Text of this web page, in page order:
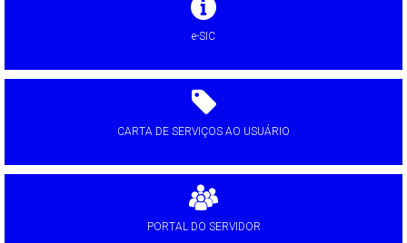
e-SIC
CARTA DE SERVIÇOS AO USUÁRIO
PORTAL DO SERVIDOR